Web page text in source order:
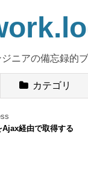
ジニアの備忘録的
カテゴリ
経由で取得する